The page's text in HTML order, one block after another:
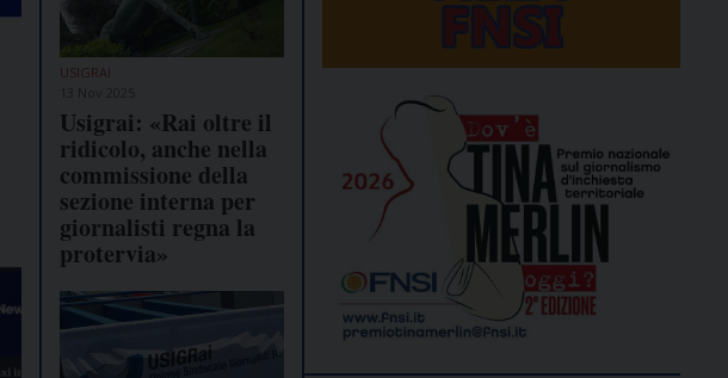
USIGRAI
Usigrai: «Rai oltre il
ridicolo, anche nella
commissione della
sezione interna per
giornalisti regna la
protervia»